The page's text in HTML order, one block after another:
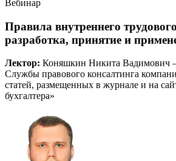
Вебинар
Правила внутреннего
разработка, принятие и
Лектор: Коняшкин Никита Вадимович
Службы правового консалтинга
статей, размещенных в журнале и на
бухгалтера»